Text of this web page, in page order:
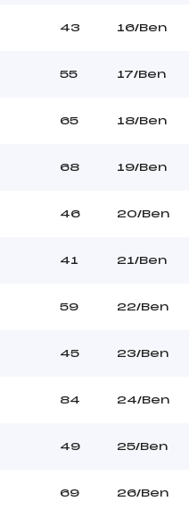
43 16/Ben
55 17/Ben
65 18/Ben
68 19/Ben
46 20/Ben
41 21/Ben
59 22/Ben
45 23/Ben
84 24/Ben
49 25/Ben
69 26/Ben